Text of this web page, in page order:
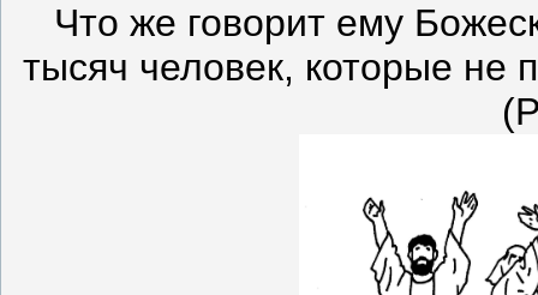
Что же говорит ему
тысяч человек, которые не